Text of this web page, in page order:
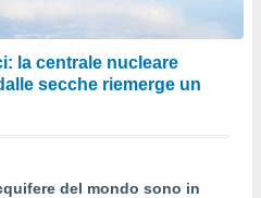
la centrale nucleare
secche riemerge un
del mondo sono in